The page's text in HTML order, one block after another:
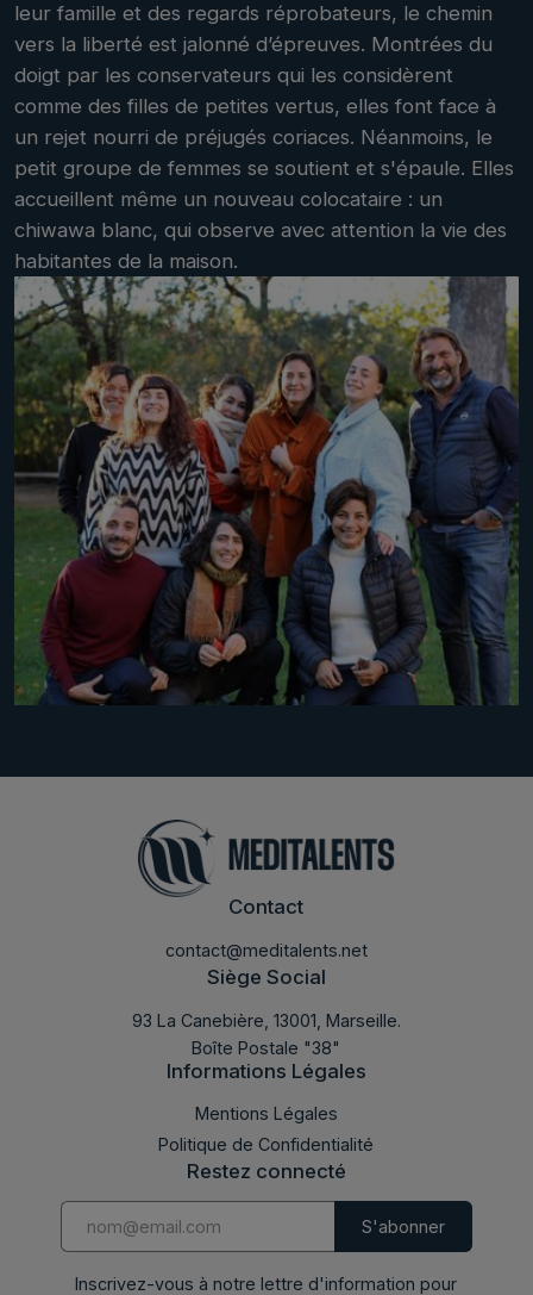
LABDOC 2023
leur famille et des regards réprobateurs, le chemin
vers la liberté est jalonné d’épreuves. Montrées du
doigt par les conservateurs qui les considèrent
comme des filles de petites vertus, elles font face à
un rejet nourri de préjugés coriaces. Néanmoins, le
petit groupe de femmes se soutient et s'épaule. Elles
accueillent même un nouveau colocataire : un
chiwawa blanc, qui observe avec attention la vie des
habitantes de la maison.
Contact
contact@meditalents.net
Siège Social
93 La Canebière, 13001, Marseille.
Boîte Postale "38"
Informations Légales
Mentions Légales
Politique de Confidentialité
Restez connecté
Inscrivez-vous à notre lettre d'information pour